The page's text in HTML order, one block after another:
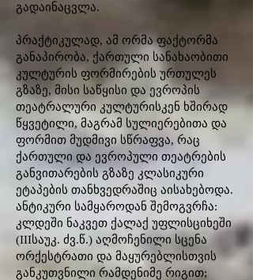
გადაინაცვლა.
პრაქტიკულად, ამ ორმა ფაქტორმა
განაპირობა, ქართული სანახაობითი
კულტურის ფორმირების ურთულეს
გზაზე, მისი საწყისი და ევროპის
თეატრალური კულტურისკენ ხშირად
წყვეტილი, მაგრამ სულიერებითა და
ფორმით მუდმივი სწრაფვა, რაც
ქართული და ევროპული თეატრების
განვითარების გზაზე კლასიკური
ეტაპების თანხვედრაშიც აისახებოდა.
ანტიკური სამყაროდან შემოგვრჩა:
კლდეში ნაკვეთ ქალაქ უფლისციხეში
(IIIსაუკ. ძვ.წ.) აღმოჩენილი სცენა
ორქესტრათი და მაყურებლისთვის
განკუთვნილი რამდენიმე რიგით;